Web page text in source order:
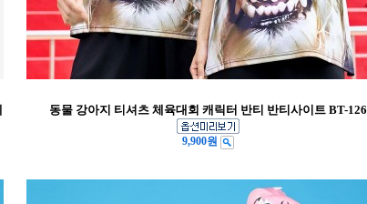
동물 강아지 티셔츠 체육대회 캐릭터 반티 반티사이트 BT-126
9,900원